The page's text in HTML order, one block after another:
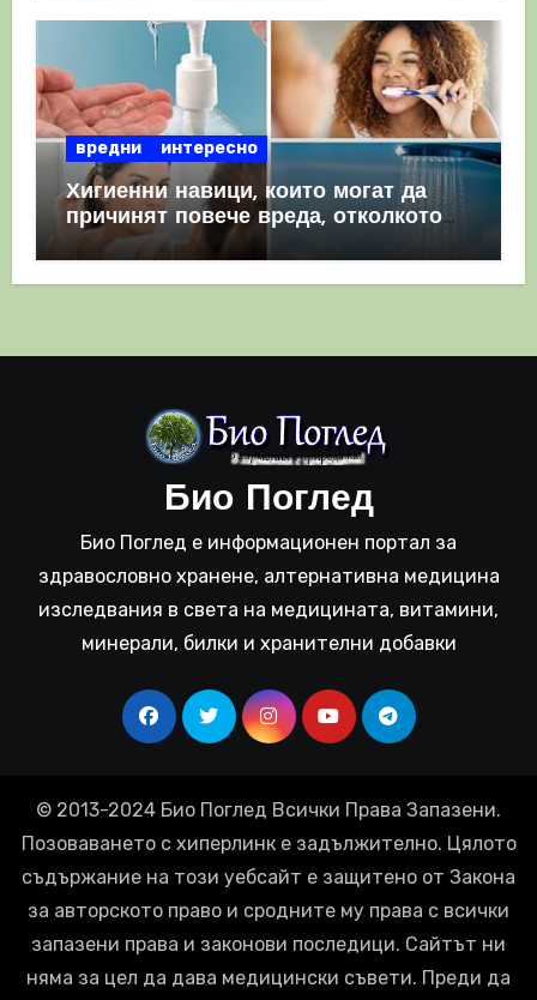
вредни интересно
Хигиенни навици, които могат да
причинят повече вреда, отколкото
полза
Био Поглед
Био Поглед е информационен портал за
здравословно хранене, алтернативна медицина
изследвания в света на медицината, витамини,
минерали, билки и хранителни добавки
© 2013-2024 Био Поглед Всички Права Запазени.
Позоваването с хиперлинк е задължително. Цялото
съдържание на този уебсайт е защитено от Закона
за авторското право и сродните му права с всички
запазени права и законови последици. Сайтът ни
няма за цел да дава медицински съвети. Преди да